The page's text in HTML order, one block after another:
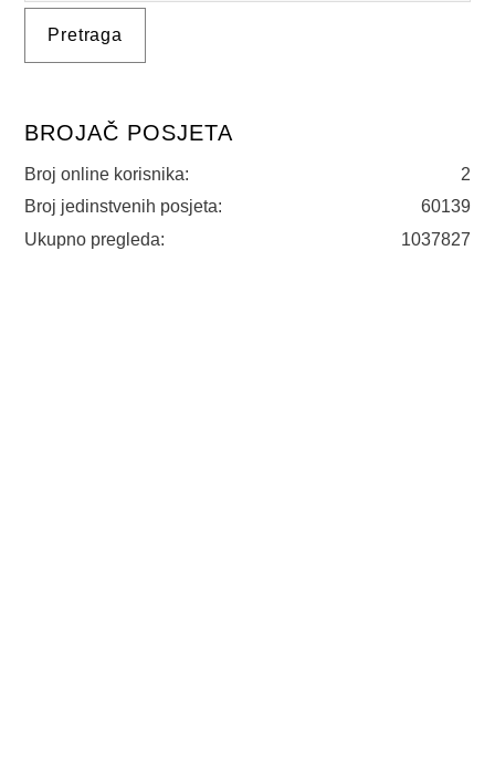
BROJAČ POSJETA
Broj online korisnika:
2
Broj jedinstvenih posjeta:
60139
Ukupno pregleda:
1037827